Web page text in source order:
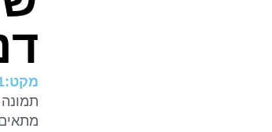
מקט:2671